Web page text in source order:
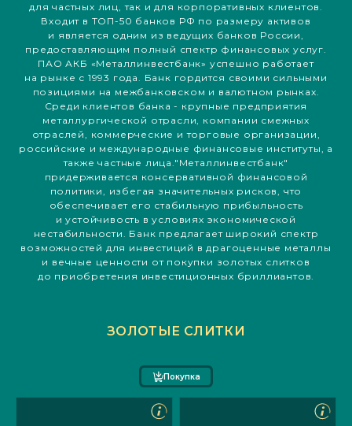
для частных лиц, так и для корпоративных клиентов.
Входит в ТОП-50 банков РФ по размеру активов
и является одним из ведущих банков России,
предоставляющим полный спектр финансовых услуг.
ПАО АКБ «Металлинвестбанк» успешно работает
на рынке с 1993 года. Банк гордится своими сильными
позициями на межбанковском и валютном рынках.
Среди клиентов банка - крупные предприятия
металлургической отрасли, компании смежных
отраслей, коммерческие и торговые организации,
российские и международные финансовые институты, а
также частные лица."Металлинвестбанк"
придерживается консервативной финансовой
политики, избегая значительных рисков, что
обеспечивает его стабильную прибыльность
и устойчивость в условиях экономической
нестабильности. Банк предлагает широкий спектр
возможностей для инвестиций в драгоценные металлы
и вечные ценности от покупки золотых слитков
до приобретения инвестиционных бриллиантов.
ЗОЛОТЫЕ СЛИТКИ
Покупка